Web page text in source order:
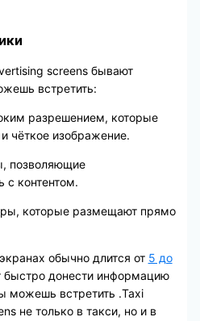
screens бывают
встретить:
разрешением, которые
чёткое изображение.
позволяющие
с контентом.
которые размещают прямо
обычно длится от 5 до
быстро донести информацию
можешь встретить .Taxi
не только в такси, но и в